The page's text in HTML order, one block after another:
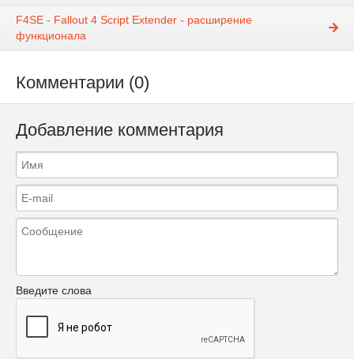
F4SE - Fallout 4 Script Extender - расширение
функционала
Комментарии (0)
Добавление комментария
Введите слова